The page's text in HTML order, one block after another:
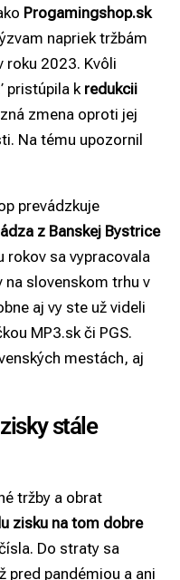
Progamingshop.sk
napriek tržbám
roku 2023. Kvôli
pristúpila k redukcii
zmena oproti jej
Na tému upozornil
prevádzkuje
z Banskej Bystrice
rokov sa vypracovala
na slovenskom trhu v
aj vy ste už videli
MP3.sk či PGS.
mestách, aj
stále
tržby a obrat
zisku na tom dobre
Do straty sa
pandémiou a ani